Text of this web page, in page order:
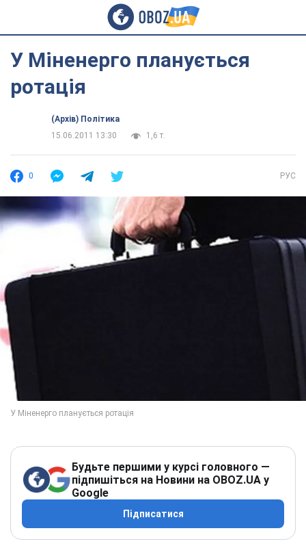
У Міненерго планується
ротація
(Архів) Політика
15.06.2011 13:30
1,6 т.
0 РУС
Будьте першими у курсі головного —
підпишіться на Новини на OBOZ.UA у
Google
Підписатися